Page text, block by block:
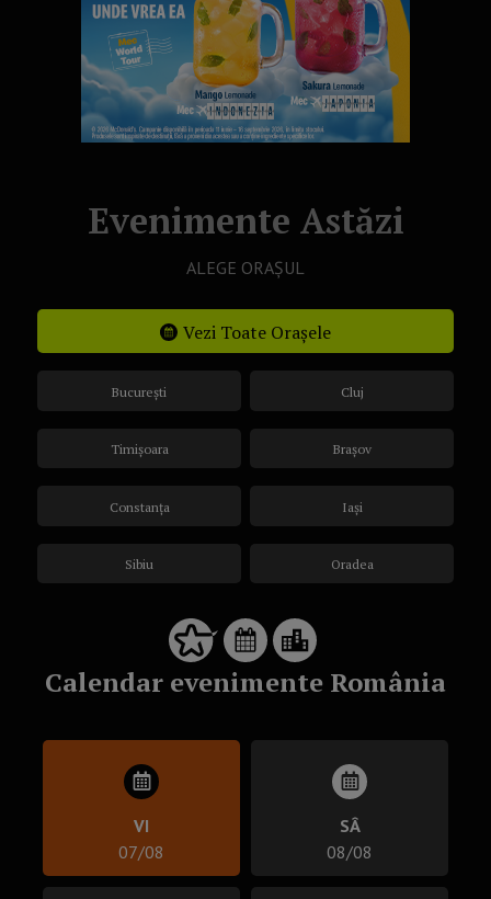
Evenimente Astăzi
ALEGE ORAȘUL
Vezi Toate Orașele
București
Timișoara
Constanța
Sibiu
Cluj
Brașov
Iași
Oradea
Calendar evenimente România
VI
07/08
SÂ
08/08